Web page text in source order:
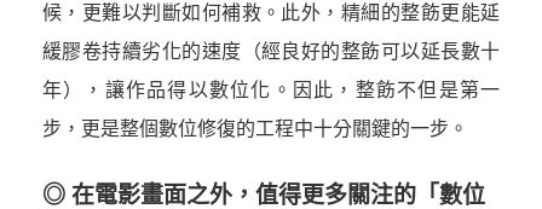
候，更難以判斷如何補救。此外，精細的整飭更能延
緩膠卷持續劣化的速度（經良好的整飭可以延長數十
年），讓作品得以數位化。因此，整飭不但是第一
步，更是整個數位修復的工程中十分關鍵的一步。
◎ 在電影畫面之外，值得更多關注的「數位